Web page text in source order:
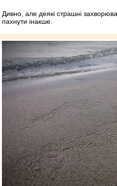
Дивно, але деякі страшні
пахнути інакше.